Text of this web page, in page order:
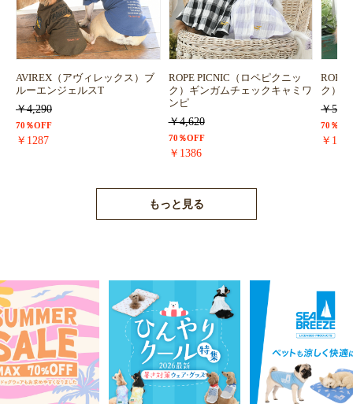
AVIREX（アヴィレックス）ブ
ルーエンジェルスT
￥4,290
70％OFF
￥1287
ROPE PICNIC（ロペピクニッ
ク）ギンガムチェックキャミワ
ンピ
￥4,620
70％OFF
￥1386
ROPE
ク）
￥
70％
￥
もっと見る